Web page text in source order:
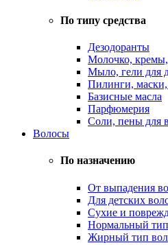
По типу средства
Дезодоранты
Молочко,
Мыло, гели для
Пилинги,
Базисные масла
Парфюмерия
Соли, пены для
Волосы
По назначению
От выпадения
Для детских
Сухие и
Нормальный
Жирный тип